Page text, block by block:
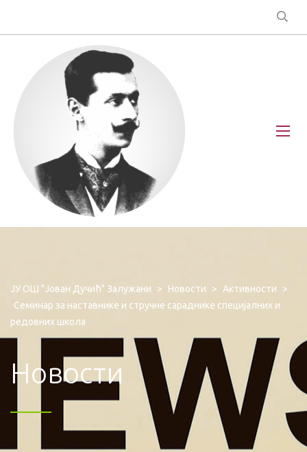
ЈУ ОШ "Јован Дучић" Залужани > Новости > Активности
>
Семинар за наставнике и стручне сараднике специјалних и
редовних школа
Новости